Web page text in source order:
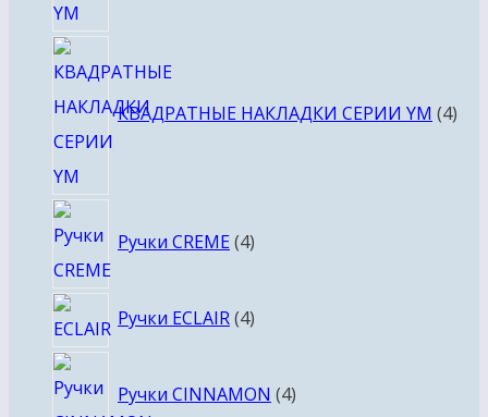
КВАДРАТНЫЕ НАКЛАДКИ СЕРИИ YM 4
Ручки CREME 4товара
Ручки ECLAIR 44
Ручки CINNAMON 4товара